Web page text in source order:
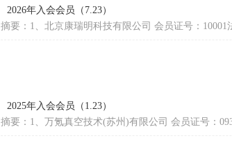
2026年入会会员（7.23）
摘要：1、北京康瑞明科技有限公司 会员证号：
2025年入会会员（1.23）
摘要：1、万氪真空技术(苏州)有限公司 会员证号：